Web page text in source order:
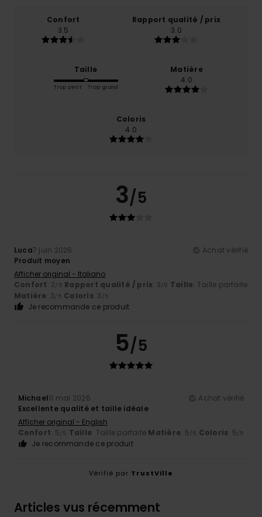
Confort
3.5
Rapport qualité / prix
3.0
Taille
Trop petit Trop grand
Matière
4.0
Coloris
4.0
3/5
Luca7 juin 2026
Achat vérifié
Produit moyen
Afficher original - Italiano
Confort: 2/5 Rapport qualité / prix: 3/5 Taille: Taille parfaite
Matière: 3/5 Coloris: 3 /5
Je recommande ce produit
5/5
Michael11 mai 2026
Achat vérifié
Excellente qualité et taille idéale
Afficher original - English
Confort: 5/5 Taille: Taille parfaite Matière: 5/5 Coloris: 5/5
Je recommande ce produit
Vérifié par TrustVille
Articles vus récemment